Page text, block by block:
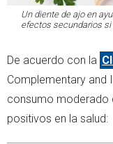
Un diente de ajo en
efectos secundarios
De acuerdo con la
Complementary and
consumo moderado
positivos en la salud: